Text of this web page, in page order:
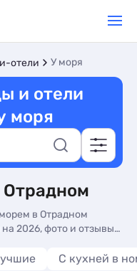
отели У моря
и отели
моря
Отрадном
в Отрадном
2026, фото и отзывы
руб, номера с общей
C кухней в